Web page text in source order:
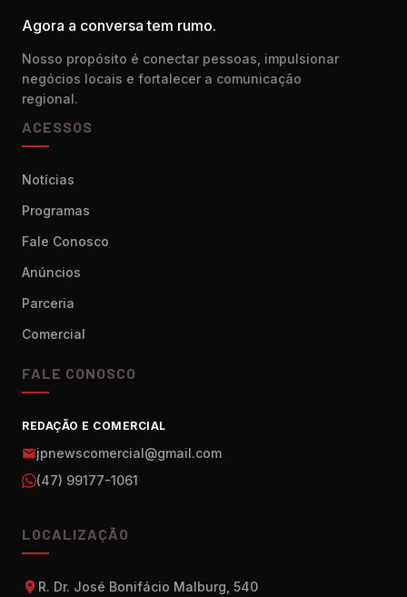
Agora a conversa tem rumo.
Nosso propósito é conectar pessoas, impulsionar
negócios locais e fortalecer a comunicação
regional.
ACESSOS
Notícias
Programas
Fale Conosco
Anúncios
Parceria
Comercial
FALE CONOSCO
REDAÇÃO E COMERCIAL
jpnewscomercial@gmail.com
(47) 99177-1061
LOCALIZAÇÃO
R. Dr. José Bonifácio Malburg, 540